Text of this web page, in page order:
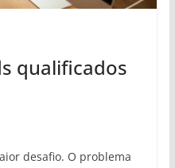
qualificados
desafio. O problema